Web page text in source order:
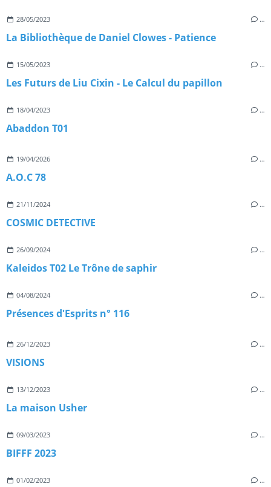
28/05/2023 …
La Bibliothèque de Daniel Clowes - Patience
15/05/2023 …
Les Futurs de Liu Cixin - Le Calcul du papillon
18/04/2023 …
Abaddon T01
19/04/2026 …
A.O.C 78
21/11/2024 …
COSMIC DETECTIVE
26/09/2024 …
Kaleidos T02 Le Trône de saphir
04/08/2024 …
Présences d'Esprits n° 116
26/12/2023 …
VISIONS
13/12/2023 …
La maison Usher
09/03/2023 …
BIFFF 2023
01/02/2023 …